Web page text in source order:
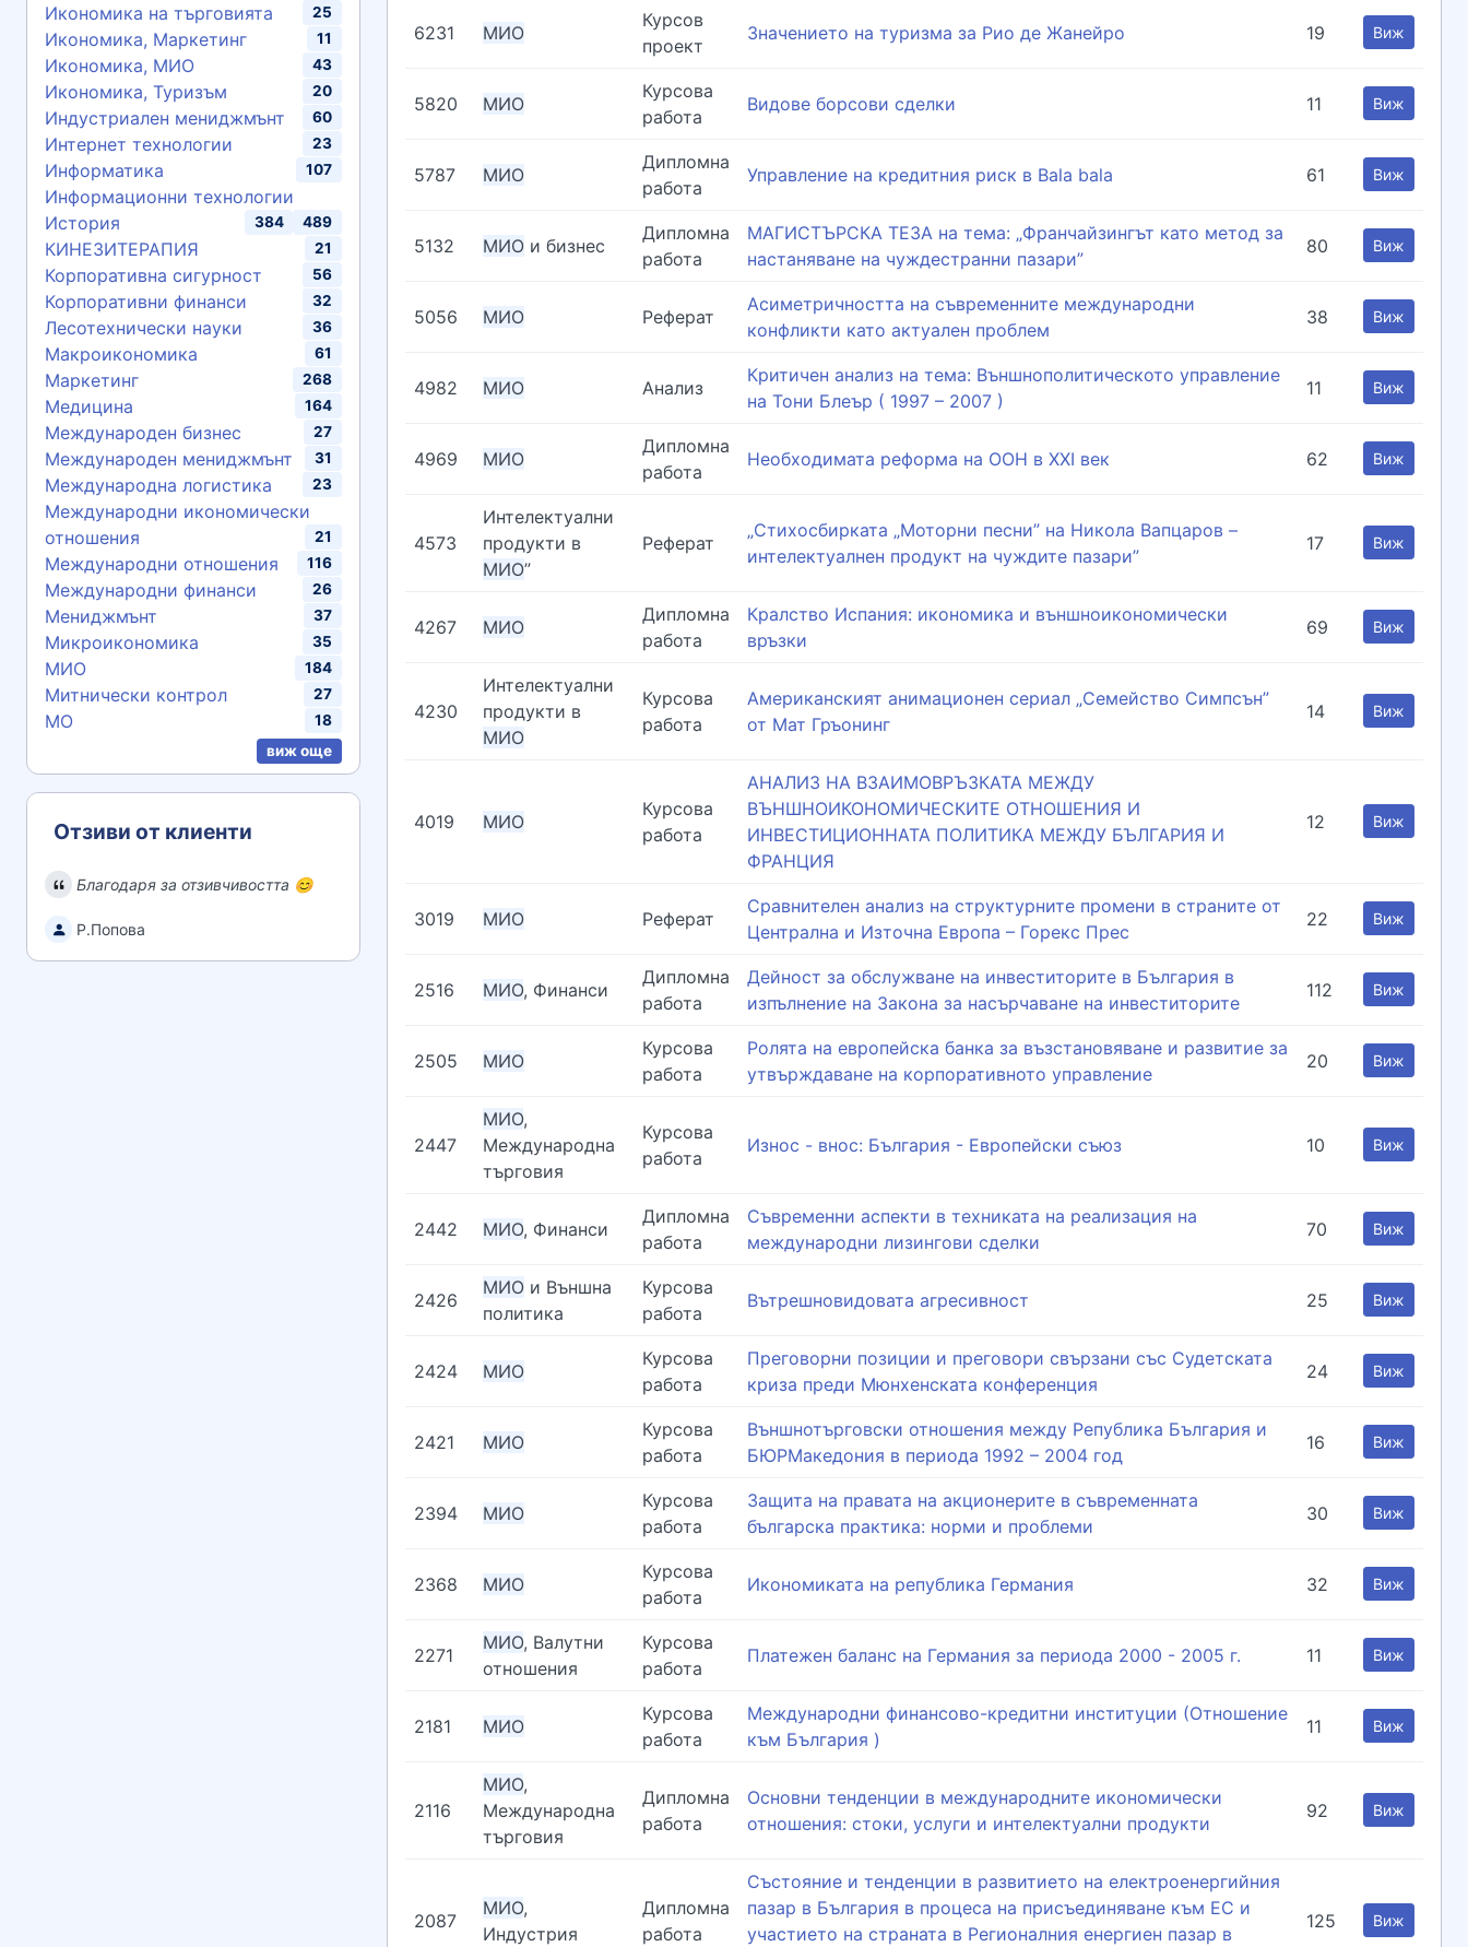
Икономика на търговията 25
Икономика, Маркетинг 11
Икономика, МИО 43
Икономика, Туризъм 20
Индустриален мениджмънт 60
Интернет технологии 23
Информатика 107
Информационни технологии
489
История 384
КИНЕЗИТЕРАПИЯ 21
Корпоративна сигурност 56
Корпоративни финанси 32
Лесотехнически науки 36
Макроикономика 61
Маркетинг 268
Медицина 164
Международен бизнес 27
Международен мениджмънт 31
Международна логистика 23
Международни икономически
отношения
21
Международни отношения 116
Международни финанси 26
Мениджмънт 37
Микроикономика 35
МИО 184
Митнически контрол 27
МО
18
виж още
Отзиви от клиенти
Благодаря за отзивчивостта 😊
Р.Попова
6231 МИО
Курсов
проект
Значението на туризма за Рио де Жанейро 19 Виж
5820 МИО
Курсова
работа
Видове борсови сделки 11 Виж
5787 МИО
Дипломна
работа
Управление на кредитния риск в Bala bala 61 Виж
5132 МИО и бизнес
Дипломна
работа
МАГИСТЪРСКА ТЕЗА на тема: „Франчайзингът като метод за
настаняване на чуждестранни пазари”
80 Виж
5056 МИО Реферат
Асиметричността на съвременните международни
конфликти като актуален проблем
38 Виж
4982 МИО Анализ
Критичен анализ на тема: Външнополитическото управление
на Тони Блеър ( 1997 – 2007 )
11 Виж
4969 МИО
Дипломна
работа
Необходимата реформа на ООН в XXI век 62 Виж
4573
Интелектуални
продукти в
МИО”
Реферат
„Стихосбирката „Моторни песни” на Никола Вапцаров –
интелектуалнен продукт на чуждите пазари”
17 Виж
4267 МИО
Дипломна
работа
Кралство Испания: икономика и външноикономически
връзки
69 Виж
4230
Интелектуални
продукти в
МИО
Курсова
работа
Американският анимационен сериал „Семейство Симпсън”
от Мат Гръонинг
14 Виж
4019 МИО
Курсова
работа
АНАЛИЗ НА ВЗАИМОВРЪЗКАТА МЕЖДУ
ВЪНШНОИКОНОМИЧЕСКИТЕ ОТНОШЕНИЯ И
ИНВЕСТИЦИОННАТА ПОЛИТИКА МЕЖДУ БЪЛГАРИЯ И
ФРАНЦИЯ
12 Виж
3019 МИО Реферат
Сравнителен анализ на структурните промени в страните от
Централна и Източна Европа – Горекс Прес
22 Виж
2516 МИО, Финанси
Дипломна
работа
Дейност за обслужване на инвеститорите в България в
изпълнение на Закона за насърчаване на инвеститорите
112 Виж
2505 МИО
Курсова
работа
Ролята на европейска банка за възстановяване и развитие за
утвърждаване на корпоративното управление
20 Виж
2447
МИО,
Международна
търговия
Курсова
работа
Износ - внос: България - Европейски съюз 10 Виж
2442 МИО, Финанси
Дипломна
работа
Съвременни аспекти в техниката на реализация на
международни лизингови сделки
70 Виж
2426
МИО и Външна
политика
Курсова
работа
Вътрешновидовата агресивност 25 Виж
2424 МИО
Курсова
работа
Преговорни позиции и преговори свързани със Судетската
криза преди Мюнхенската конференция
24 Виж
2421 МИО
Курсова
работа
Външнотърговски отношения между Република България и
БЮРМакедония в периода 1992 – 2004 год
16 Виж
2394 МИО
Курсова
работа
Защита на правата на акционерите в съвременната
българска практика: норми и проблеми
30 Виж
2368 МИО
Курсова
работа
Икономиката на република Германия 32 Виж
2271
МИО, Валутни
отношения
Курсова
работа
Платежен баланс на Германия за периода 2000 - 2005 г. 11 Виж
2181 МИО
Курсова
работа
Международни финансово-кредитни институции (Отношение
към България )
11 Виж
2116
МИО,
Международна
търговия
Дипломна
работа
Основни тенденции в международните икономически
отношения: стоки, услуги и интелектуални продукти
92 Виж
2087
МИО,
Индустрия
Дипломна
работа
Състояние и тенденции в развитието на електроенергийния
пазар в България в процеса на присъединяване към ЕС и
участието на страната в Регионалния енергиен пазар в
125 Виж